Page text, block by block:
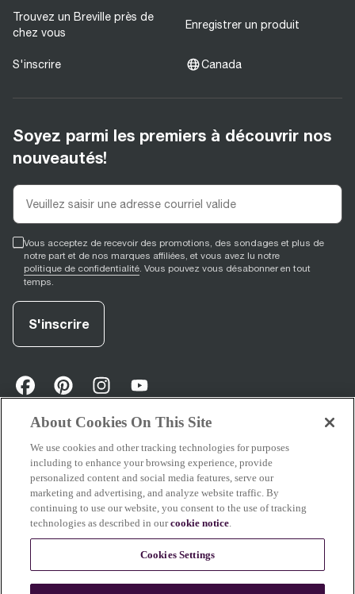
Trouvez un Breville près de
chez vous
Enregistrer un produit
S'inscrire Canada
Soyez parmi les premiers à découvrir nos
nouveautés!
Vous acceptez de recevoir des promotions, des sondages et plus de
notre part et de nos marques affiliées, et vous avez lu notre
politique de confidentialité. Vous pouvez vous désabonner en tout
temps.
S'inscrire
facebook
opens in new tab
pinterest
opens in new tab
instagram
opens in new tab
youtube
opens in new tab
Soutien
À propos de Breville
Certains contenus de ce site ont été créés ou améliorés à l’aide de l’IA. Les
About Cookies On This Site
We use cookies and other tracking technologies for purposes
including to enhance your browsing experience, provide
personalized content and social media features, serve our
marketing and advertising, and analyze website traffic. By
continuing to use our website, you consent to the use of tracking
technologies as described in ourcookie notice.
Cookies Settings